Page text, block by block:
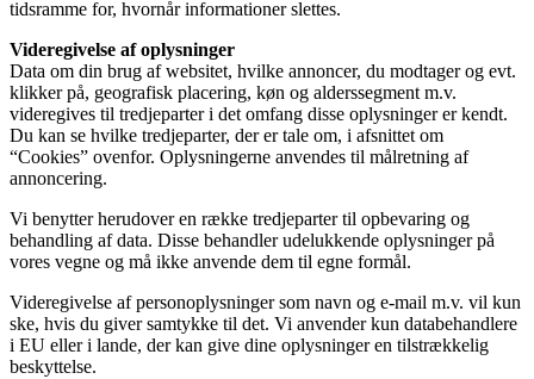
tidsramme for, hvornår informationer slettes.
Videregivelse af oplysninger
Data om din brug af websitet, hvilke annoncer, du modtager og evt.
klikker på, geografisk placering, køn og alderssegment m.v.
videregives til tredjeparter i det omfang disse oplysninger er kendt.
Du kan se hvilke tredjeparter, der er tale om, i afsnittet om
“Cookies” ovenfor. Oplysningerne anvendes til målretning af
annoncering.
Vi benytter herudover en række tredjeparter til opbevaring og
behandling af data. Disse behandler udelukkende oplysninger på
vores vegne og må ikke anvende dem til egne formål.
Videregivelse af personoplysninger som navn og e-mail m.v. vil kun
ske, hvis du giver samtykke til det. Vi anvender kun databehandlere
i EU eller i lande, der kan give dine oplysninger en tilstrækkelig
beskyttelse.